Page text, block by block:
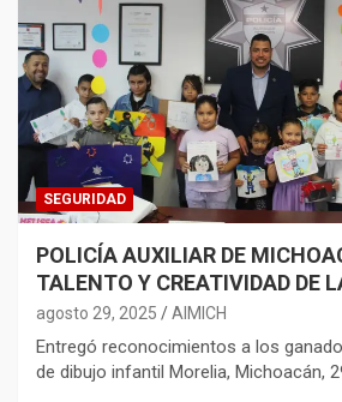
SEGURIDAD
POLICÍA AUXILIAR DE
TALENTO Y CREATIVIDAD DE
agosto 29, 2025 AIMICH
Entregó reconocimientos a los
de dibujo infantil Morelia, Michoacán,